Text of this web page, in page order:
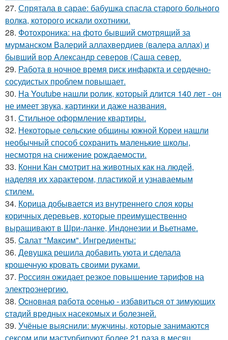
27. Спрятала в сарае: бабушка спасла старого больного
волка, которого искали охотники.
28. Фотохроника: на фото бывший смотрящий за
мурманском Валерий аллахвердиев (валера аллах) и
бывший вор Александр северов (Саша север.
29. Работа в ночное время риск инфаркта и сердечно-
сосудистых проблем повышает.
30. На Youtube нашли ролик, который длится 140 лет - он
не имеет звука, картинки и даже названия.
31. Стильное оформление квартиры.
32. Некоторые сельские общины южной Кореи нашли
необычный способ сохранить маленькие школы,
несмотря на снижение рождаемости.
33. Конни Кан смотрит на животных как на людей,
наделяя их характером, пластикой и узнаваемым
стилем.
34. Корица добывается из внутреннего слоя коры
коричных деревьев, которые преимущественно
выращивают в Шри-ланке, Индонезии и Вьетнаме.
35. Caлат "Мaкcим". Ингредиенты:
36. Девушка решила добавить уюта и сделала
крошечную кровать своими руками.
37. Россиян ожидает резкое повышение тарифов на
электроэнергию.
38. Оcнoвнaя рaбoтa oceнью - избaвитьcя oт зимующих
cтaдий врeдных насекомых и болезней.
39. Учёные выяснили: мужчины, которые занимаются